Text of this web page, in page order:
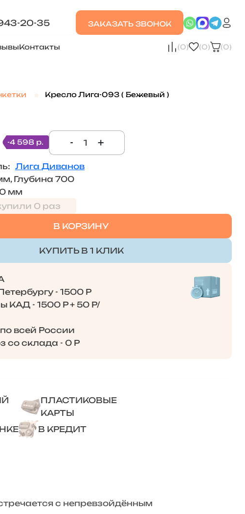
20-35 ЗАКАЗАТЬ ЗВОНОК
Контакты (0) (0) (0)
Кресло Лига-093 ( Бежевый )
-4 598 р. - +
Лига Диванов
Глубина 700
мм
0 раз
В КОРЗИНУ
КУПИТЬ В 1 КЛИК
- 1500 Р
КАД - 1500 Р + 50 Р/
всей России
со склада - 0 Р
ПЛАСТИКОВЫЕ
КАРТЫ
В КРЕДИТ
с непревзойдённым